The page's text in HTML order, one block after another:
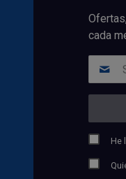
cada
He